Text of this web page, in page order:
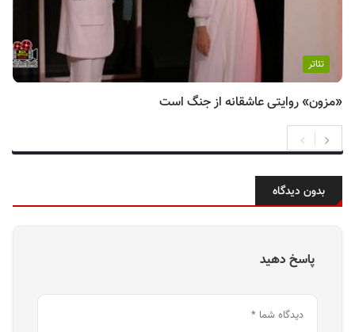
تئاتر
«مزون» روایتی عاشقانه از جنگ است
بدون دیدگاه
پاسخ دهید